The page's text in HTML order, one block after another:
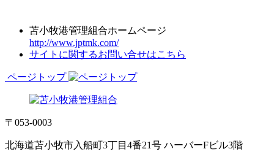
苫小牧港管理組合ホームページ
http://www.jptmk.com/
サイトに関するお問い合せはこちら
ページトップ
〒053-0003
北海道苫小牧市入船町3丁目4番21号 ハーバーFビル3階